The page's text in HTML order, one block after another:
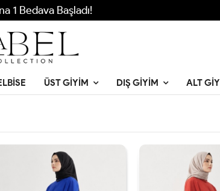
1 Bedava Başladı!
ÜST GIYIM DIŞ GIYIM ALT